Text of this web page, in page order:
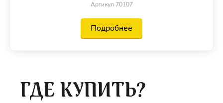
Артикул 70107
Подробнее
ГДЕ КУПИТЬ?